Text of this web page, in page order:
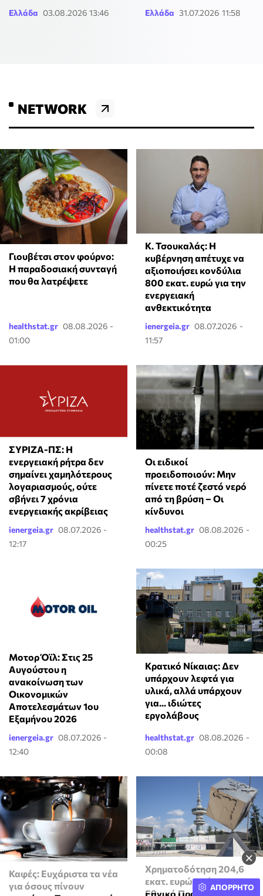
×
Ελλάδα 03.08.2026 13:46 Ελλάδα 31.07.2026 11:58
NETWORK
Γιουβέτσι στον φούρνο:
Η παραδοσιακή συνταγή
που θα λατρέψετε
healthstat.gr 08.08.2026 -
01:00
Κ. Τσουκαλάς: Η
κυβέρνηση απέτυχε να
αξιοποιήσει κονδύλια
800 εκατ. ευρώ για την
ενεργειακή
ανθεκτικότητα
ienergeia.gr 08.07.2026 -
11:57
ΣΥΡΙΖΑ-ΠΣ: Η
ενεργειακή ρήτρα δεν
σημαίνει χαμηλότερους
λογαριασμούς, ούτε
σβήνει 7 χρόνια
ενεργειακής ακρίβειας
ienergeia.gr 08.07.2026 -
12:17
Οι ειδικοί
προειδοποιούν: Μην
πίνετε ποτέ ζεστό νερό
από τη βρύση – Οι
κίνδυνοι
healthstat.gr 08.08.2026 -
00:25
Μοτορ Όϊλ: Στις 25
Αυγούστου η
ανακοίνωση των
Οικονομικών
Αποτελεσμάτων 1ου
Εξαμήνου 2026
ienergeia.gr 08.07.2026 -
12:40
Κρατικό Νίκαιας: Δεν
υπάρχουν λεφτά για
υλικά, αλλά υπάρχουν
για... ιδιώτες
εργολάβους
healthstat.gr 08.08.2026 -
00:08
Καφές: Ευχάριστα τα νέα
για όσους πίνουν
Χρηματοδότηση 204,6
εκατ. ευρώ από το
Εθνικό Πρόγραμμα
ΑΠΟΡΡΗΤΟ